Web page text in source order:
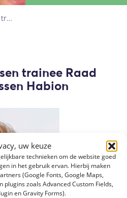
uw keuze
technieken om de website goed
in het gebruik ervan. Hierbij maken
(Google Fonts, Google Maps,
plugins zoals Advanced Custom Fields,
en Gravity Forms).
tr…
trainee Raad
Habion
Annemarie